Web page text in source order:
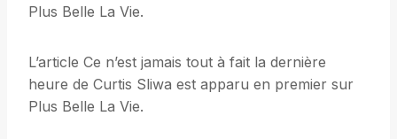
Plus Belle La Vie.
L’article Ce n’est jamais tout à fait la dernière
heure de Curtis Sliwa est apparu en premier sur
Plus Belle La Vie.